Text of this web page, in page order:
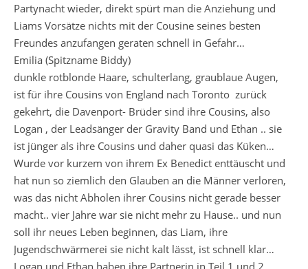
Partynacht wieder, direkt spürt man die Anziehung und
Liams Vorsätze nichts mit der Cousine seines besten
Freundes anzufangen geraten schnell in Gefahr…
Emilia (Spitzname Biddy)
dunkle rotblonde Haare, schulterlang, graublaue Augen,
ist für ihre Cousins von England nach Toronto zurück
gekehrt, die Davenport- Brüder sind ihre Cousins, also
Logan , der Leadsänger der Gravity Band und Ethan .. sie
ist jünger als ihre Cousins und daher quasi das Küken…
Wurde vor kurzem von ihrem Ex Benedict enttäuscht und
hat nun so ziemlich den Glauben an die Männer verloren,
was das nicht Abholen ihrer Cousins nicht gerade besser
macht.. vier Jahre war sie nicht mehr zu Hause.. und nun
soll ihr neues Leben beginnen, das Liam, ihre
Jugendschwärmerei sie nicht kalt lässt, ist schnell klar…
Logan und Ethan haben ihre Partnerin in Teil 1 und 2